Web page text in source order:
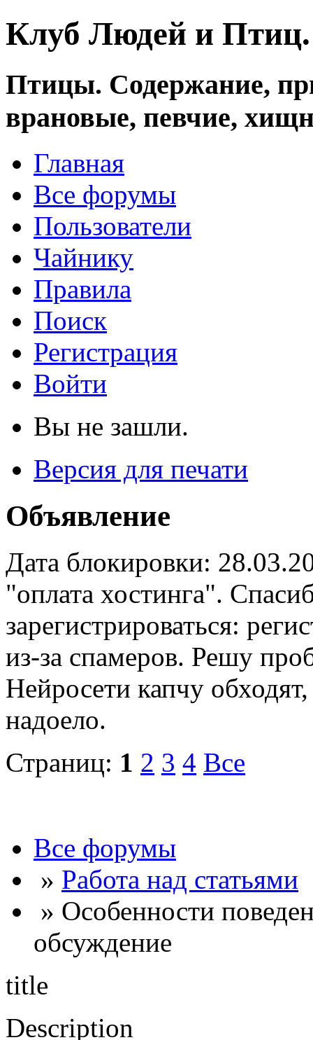
Клуб Людей и
Птицы. Содержание,
врановые, певчие,
Главная
Все форумы
Пользователи
Чайнику
Правила
Поиск
Регистрация
Войти
Вы не зашли.
Версия для печати
Объявление
Дата блокировки:
"оплата хостинга".
зарегистрироваться:
из-за спамеров. Решу
Нейросети капчу
надоело.
Страниц: 1 2 3 4 Все
Все форумы
» Работа над статьями
» Особенности
обсуждение
title
Description